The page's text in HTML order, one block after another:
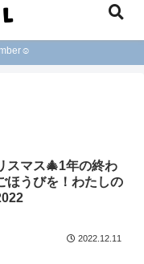
スマス🎄1年の終わ
ほうびを！わたしの
2022.12.11